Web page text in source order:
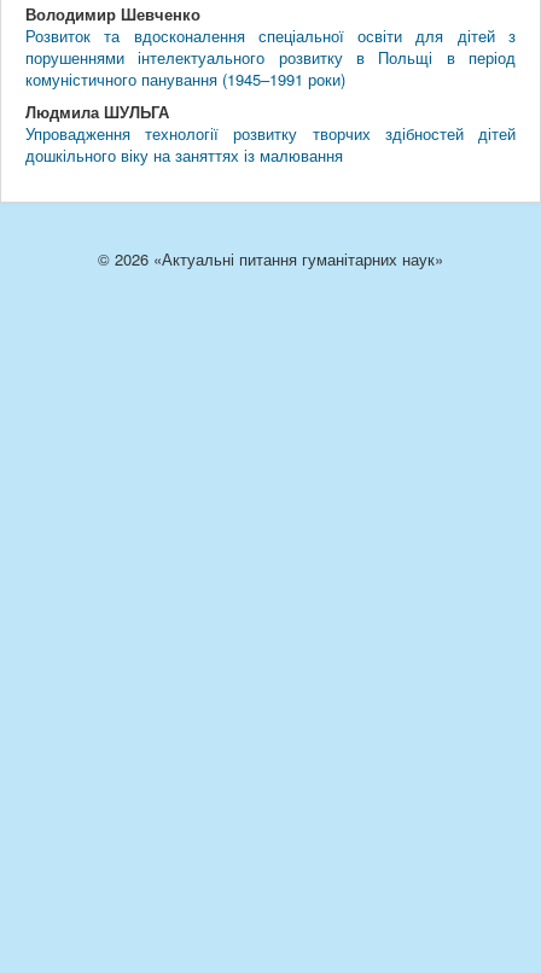
Володимир Шевченко
Розвиток та вдосконалення спеціальної освіти для дітей з
порушеннями інтелектуального розвитку в Польщі в період
комуністичного панування (1945–1991 роки)
Людмила ШУЛЬГА
Упровадження технології розвитку творчих здібностей дітей
дошкільного віку на заняттях із малювання
© 2026 «Актуальні питання гуманітарних наук»